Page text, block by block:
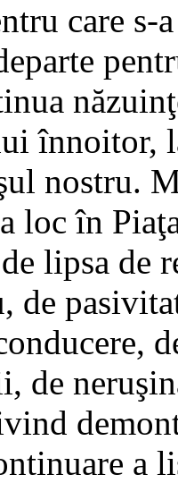
care s-
înnoitor,
nostru.
loc în
lipsa de
de
de
a